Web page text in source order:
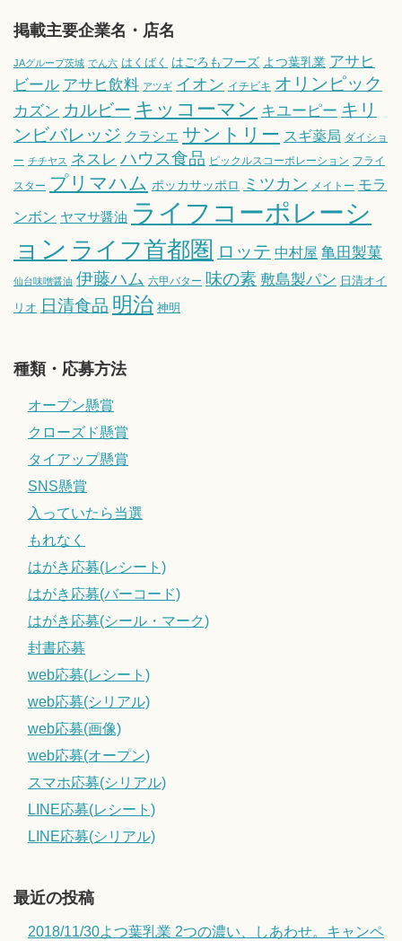
掲載主要企業名・店名
JAグループ茨城 でん六 はくばく はごろもフーズ よつ葉乳業 アサヒ
ビール アサヒ飲料 アツギ イオン イチビキ オリンピック
カズン カルビー キッコーマン キユーピー キリ
ンビバレッジ クラシエ サントリー スギ薬局 ダイショ
ー チチヤス ネスレ ハウス食品 ピックルスコーポレーション フライ
スター プリマハム ポッカサッポロ ミツカン メイトー モラ
ンボン ヤマサ醤油 ライフコーポレーシ
ョン ライフ首都圏 ロッテ 中村屋 亀田製菓
仙台味噌醤油 伊藤ハム 六甲バター 味の素 敷島製パン 日清オイ
リオ 日清食品 明治 神明
種類・応募方法
オープン懸賞
クローズド懸賞
タイアップ懸賞
SNS懸賞
入っていたら当選
もれなく
はがき応募(レシート)
はがき応募(バーコード)
はがき応募(シール・マーク)
封書応募
web応募(レシート)
web応募(シリアル)
web応募(画像)
web応募(オープン)
スマホ応募(シリアル)
LINE応募(レシート)
LINE応募(シリアル)
最近の投稿
2018/11/30よつ葉乳業 2つの濃い、しあわせ。キャンペ